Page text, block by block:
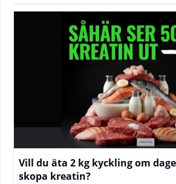
kan du känna av kramp, trötthet
Texten nedan förklarar
du med kost och vätskeplanering
risken för besvär.
Vill du äta 2 kg kyckling om
skopa kreatin?